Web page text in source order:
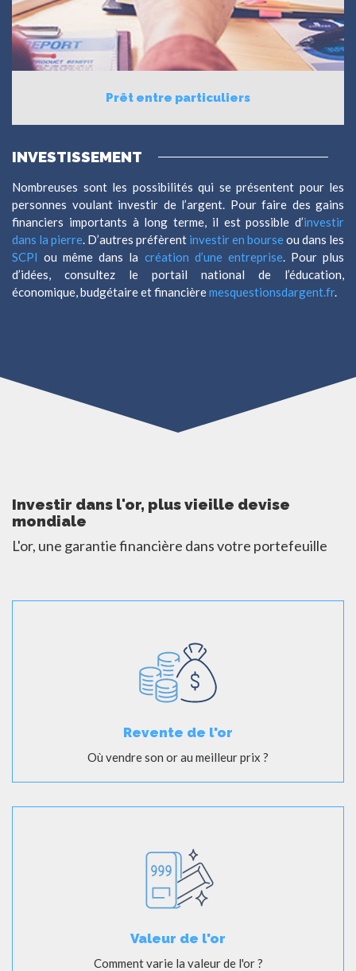
Prêt entre particuliers
INVESTISSEMENT
Nombreuses sont les possibilités qui se présentent pour les
personnes voulant investir de l’argent. Pour faire des gains
financiers importants à long terme, il est possible d’investir
dans la pierre . D’autres préfèrent investir en bourseou dans les
SCPI ou même dans la création d’une entreprise. Pour plus
d’idées, consultez le portail national de l’éducation,
économique, budgétaire et financièremesquestionsdargent.fr.
Investir dans l'or, plus vieille devise
mondiale
L'or, une garantie financière dans votre portefeuille
Revente de l'or
Où vendre son or au meilleur prix ?
Valeur de l'or
Comment varie la valeur de l'or ?